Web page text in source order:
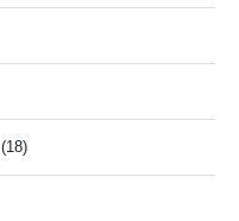
(18)